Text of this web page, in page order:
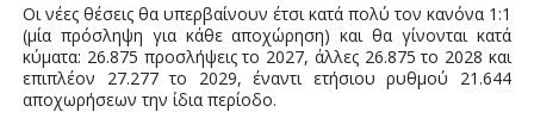
Οι νέες θέσεις θα υπερβαίνουν έτσι κατά πολύ τον κανόνα 1:1
(μία πρόσληψη για κάθε αποχώρηση) και θα γίνονται κατά
κύματα: 26.875 προσλήψεις το 2027, άλλες 26.875 το 2028 και
επιπλέον 27.277 το 2029, έναντι ετήσιου ρυθμού 21.644
αποχωρήσεων την ίδια περίοδο.